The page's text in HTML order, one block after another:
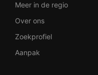
Meer in de regio
Over ons
Zoekprofiel
Aanpak